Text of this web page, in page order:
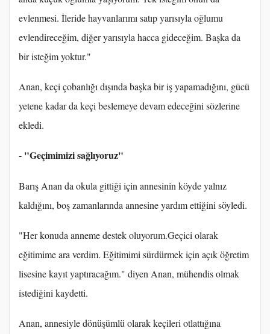
evlenmesi. İleride hayvanlarımı satıp yarısıyla oğlumu
evlendireceğim, diğer yarısıyla hacca gideceğim. Başka da
bir isteğim yoktur."
Anan, keçi çobanlığı dışında başka bir iş yapamadığını, gücü
yetene kadar da keçi beslemeye devam edeceğini sözlerine
ekledi.
- "Geçimimizi sağlıyoruz"
Barış Anan da okula gittiği için annesinin köyde yalnız
kaldığını, boş zamanlarında annesine yardım ettiğini söyledi.
"Her konuda anneme destek oluyorum.Geçici olarak
eğitimime ara verdim. Eğitimimi sürdürmek için açık öğretim
lisesine kayıt yaptıracağım." diyen Anan, mühendis olmak
istediğini kaydetti.
Anan, annesiyle dönüşümlü olarak keçileri otlattığına